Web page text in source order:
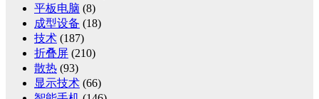
平板电脑 (8)
成型设备 (18)
技术 (187)
折叠屏 (210)
散热 (93)
显示技术 (66)